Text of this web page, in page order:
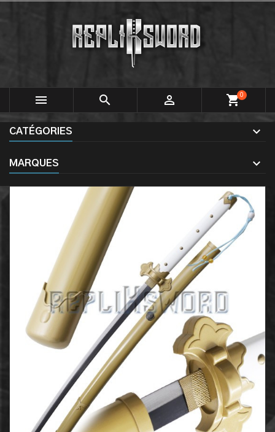
   shopping_cart0
CATÉGORIES
MARQUES